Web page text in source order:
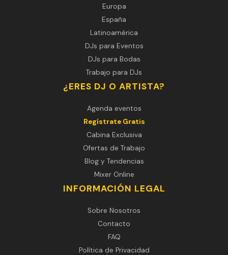
Europa
España
Latinoamérica
DJs para Eventos
DJs para Bodas
Trabajo para DJs
¿ERES DJ O ARTISTA?
Agenda eventos
Regístrate Gratis
Cabina Exclusiva
Ofertas de Trabajo
Blog y Tendencias
Mixer Online
INFORMACIÓN LEGAL
Sobre Nosotros
Contacto
FAQ
Política de Privacidad